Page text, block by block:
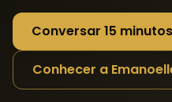
Conversar 15
Conhecer a